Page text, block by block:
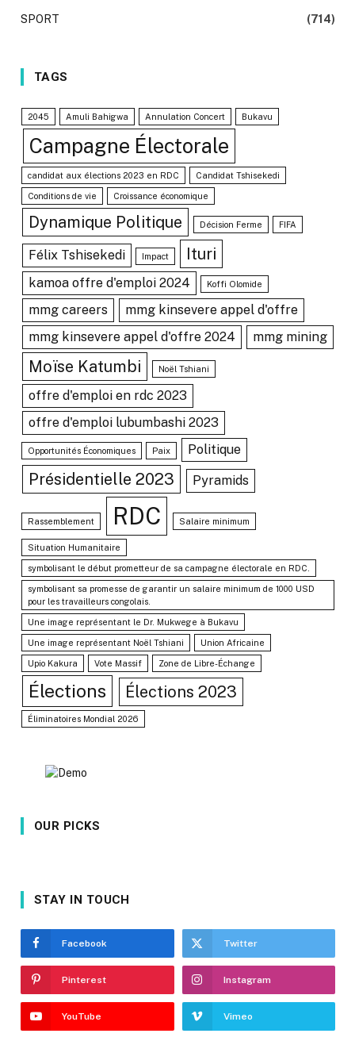
SPORT
(714)
TAGS
2045 Amuli Bahigwa Annulation Concert Bukavu
Campagne Électorale
candidat aux élections 2023 en RDC Candidat Tshisekedi
Conditions de vie Croissance économique
Dynamique Politique Décision Ferme FIFA
Félix Tshisekedi Impact Ituri
kamoa offre d'emploi 2024 Koffi Olomide
mmg careers
mmg kinsevere appel d'offre
mmg kinsevere appel d'offre 2024
mmg mining
Moïse Katumbi Noël Tshiani
offre d'emploi en rdc 2023
offre d'emploi lubumbashi 2023
Opportunités Économiques Paix Politique
Présidentielle 2023 Pyramids
Rassemblement RDC Salaire minimum
Situation Humanitaire
symbolisant le début prometteur de sa campagne électorale en RDC.
symbolisant sa promesse de garantir un salaire minimum de 1000 USD
pour les travailleurs congolais.
Une image représentant le Dr. Mukwege à Bukavu
Une image représentant Noël Tshiani Union Africaine
Upio Kakura Vote Massif Zone de Libre-Échange
Élections Élections 2023
Éliminatoires Mondial 2026
OUR PICKS
STAY IN TOUCH
Facebook Twitter
Pinterest Instagram
YouTube Vimeo